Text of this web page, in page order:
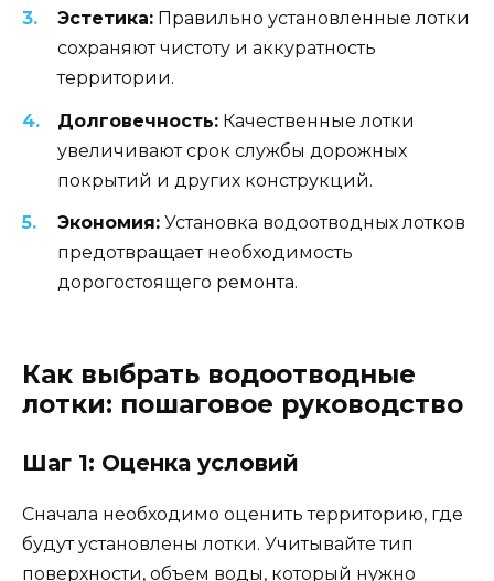
Эстетика: Правильно установленные лотки
сохраняют чистоту и аккуратность
территории.
Долговечность: Качественные лотки
увеличивают срок службы дорожных
покрытий и других конструкций.
Экономия: Установка водоотводных лотков
предотвращает необходимость
дорогостоящего ремонта.
Как выбрать водоотводные
лотки: пошаговое руководство
Шаг 1: Оценка условий
Сначала необходимо оценить территорию, где
будут установлены лотки. Учитывайте тип
поверхности, объем воды, который нужно